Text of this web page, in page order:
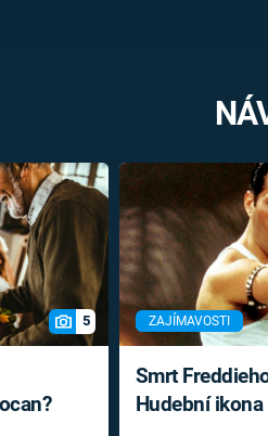
5 ZAJÍMAVOSTI
Smrt
Hudební